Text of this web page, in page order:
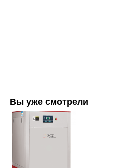
Вы уже смотрели